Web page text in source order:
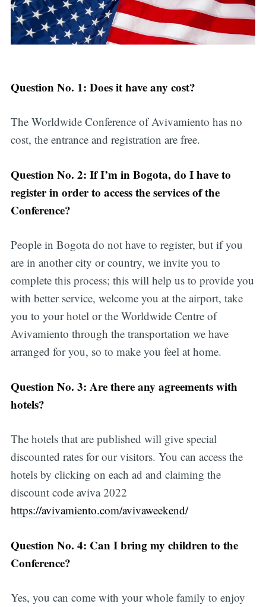
Question No. 1: Does it have any cost?
The Worldwide Conference of Avivamiento has no
cost, the entrance and registration are free.
Question No. 2: If I’m in Bogota, do I have to
register in order to access the services of the
Conference?
People in Bogota do not have to register, but if you
are in another city or country, we invite you to
complete this process; this will help us to provide you
with better service, welcome you at the airport, take
you to your hotel or the Worldwide Centre of
Avivamiento through the transportation we have
arranged for you, so to make you feel at home.
Question No. 3: Are there any agreements with
hotels?
The hotels that are published will give special
discounted rates for our visitors. You can access the
hotels by clicking on each ad and claiming the
discount code aviva 2022
https://avivamiento.com/avivaweekend/
Question No. 4: Can I bring my children to the
Conference?
Yes, you can come with your whole family to enjoy